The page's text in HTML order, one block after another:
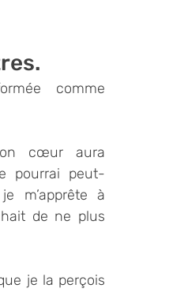
comme
cœur aura
pourrai peut-
m’apprête à
de ne plus
je la perçois